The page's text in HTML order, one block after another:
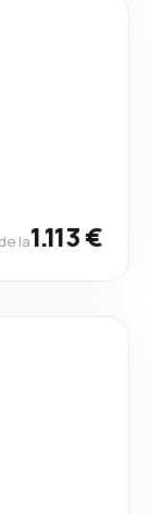
de la1.113 €